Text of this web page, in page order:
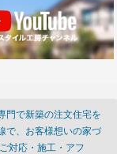
門で新築の注文住宅を
で、お客様想いの家づ
対応・施工・アフ